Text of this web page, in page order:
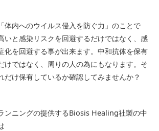
体内へのウイルス侵入を防ぐ力」のことで
いと感染リスクを回避するだけではなく、感
化を回避する事が出来ます。中和抗体を保有
けではなく、周りの人の為にもなります。そ
だけ保有しているか確認してみませんか？
ンニングの提供するBiosis Healing社製の中